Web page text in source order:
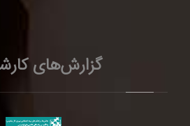
گزارش‌های